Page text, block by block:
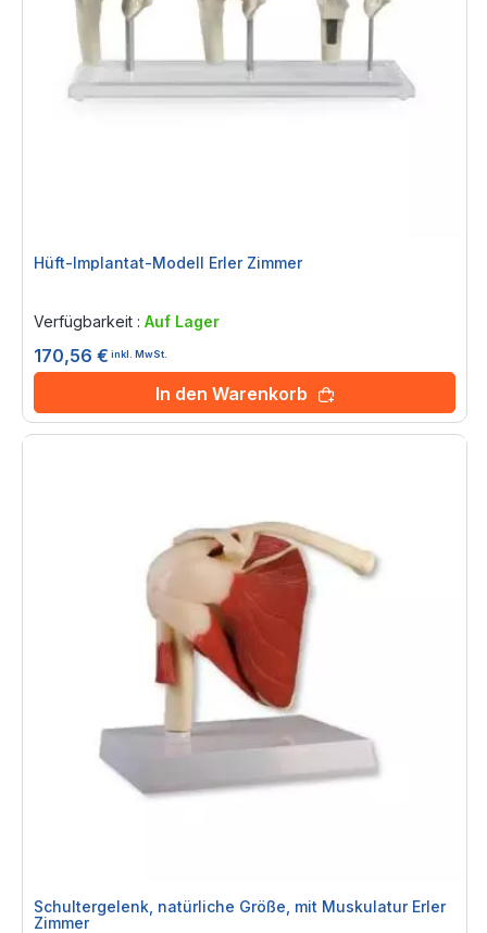
Hüft-Implantat-Modell Erler Zimmer
Verfügbarkeit : Auf Lager
170,56 € inkl. MwSt.
In den Warenkorb
Schultergelenk, natürliche Größe, mit Muskulatur Erler
Zimmer